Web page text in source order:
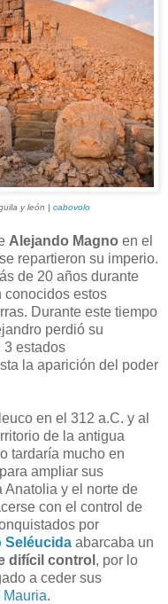
y león | cabovolo
Alejando Magno en el
repartieron su imperio.
de 20 años durante
conocidos estos
Durante este tiempo
perdió su
3 estados
la aparición del poder
en el 312 a.C. y al
de la antigua
tardaría mucho en
ampliar sus
y el norte de
con el control de
por
Seléucida abarcaba un
difícil control , por lo
a ceder sus
Mauria.